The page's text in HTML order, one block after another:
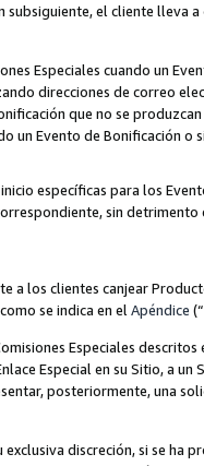
subsiguiente, el cliente lleva
Especiales cuando un
direcciones de correo
que no se
un Evento de Bonificación
específicas para los
sin
a los clientes canjear
se indica en el Apéndice
Especiales
Especial en su Sitio, a
posteriormente, una
exclusiva discreción, si se